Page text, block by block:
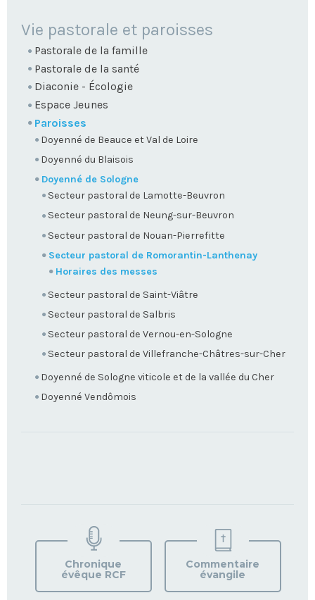
NAVIGATION
Vie pastorale et paroisses
Pastorale de la famille
Pastorale de la santé
Diaconie - Écologie
Espace Jeunes
Paroisses
Doyenné de Beauce et Val de Loire
Doyenné du Blaisois
Doyenné de Sologne
Secteur pastoral de Lamotte-Beuvron
Secteur pastoral de Neung-sur-Beuvron
Secteur pastoral de Nouan-Pierrefitte
Secteur pastoral de Romorantin-Lanthenay
Horaires des messes
Secteur pastoral de Saint-Viâtre
Secteur pastoral de Salbris
Secteur pastoral de Vernou-en-Sologne
Secteur pastoral de Villefranche-Châtres-sur-Cher
Doyenné de Sologne viticole et de la vallée du Cher
Doyenné Vendômois
VOTRE
PAROISSE
Chronique
évêque RCF
Commentaire
évangile